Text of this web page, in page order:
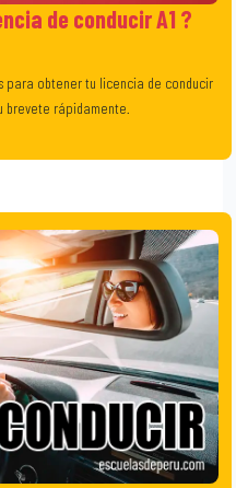
de conducir A1 ?
para obtener tu licencia de conducir
brevete rápidamente.